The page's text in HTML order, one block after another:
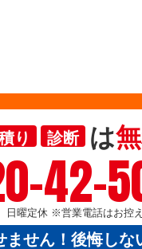
り 診断 は
42-
曜定休 ※営業電話はお控
ません！後悔しな